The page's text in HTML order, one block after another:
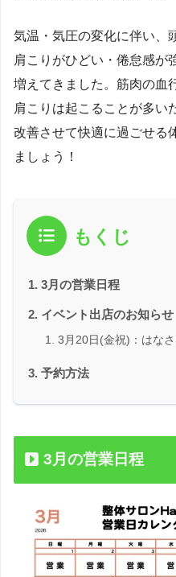
気温・気圧の変化に伴い、
肩こりがひどい・倦怠感が
増えてきました。筋肉の血
肩こりは起こることが多い
改善させて快適に過ごせる
ましょう！
もくじ
3月の営業日程
イベント出店のお知らせ
3月20日(金祝)：はな
予約方法
3月の営業日程